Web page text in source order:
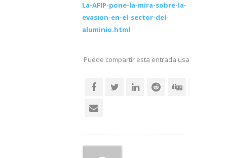
La-AFIP-pone-la-mira-sobre-la-
evasion-en-el-sector-del-
aluminio.html
Puede compartir esta entrada usando sus